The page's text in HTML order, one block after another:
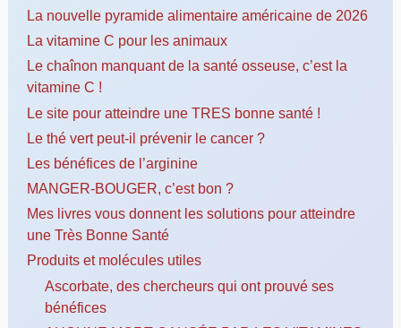
La nouvelle pyramide alimentaire américaine de 2026
La vitamine C pour les animaux
Le chaînon manquant de la santé osseuse, c’est la
vitamine C !
Le site pour atteindre une TRES bonne santé !
Le thé vert peut-il prévenir le cancer ?
Les bénéfices de l’arginine
MANGER-BOUGER, c’est bon ?
Mes livres vous donnent les solutions pour atteindre
une Très Bonne Santé
Produits et molécules utiles
Ascorbate, des chercheurs qui ont prouvé ses
bénéfices